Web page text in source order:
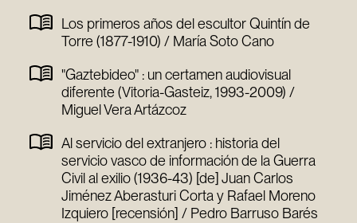
Los primeros años del escultor Quintín de
Torre (1877-1910) / María Soto Cano
"Gaztebideo" : un certamen audiovisual
diferente (Vitoria-Gasteiz, 1993-2009) /
Miguel Vera Artázcoz
Al servicio del extranjero : historia del
servicio vasco de información de la Guerra
Civil al exilio (1936-43) [de] Juan Carlos
Jiménez Aberasturi Corta y Rafael Moreno
Izquiero [recensión] / Pedro Barruso Barés